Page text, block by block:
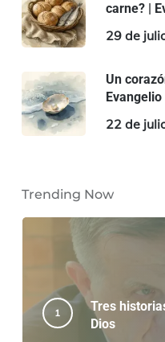
carne? |
29 de
Un
22 de
Trending Now
Tres
Dios